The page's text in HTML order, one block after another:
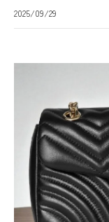
2025/09/29